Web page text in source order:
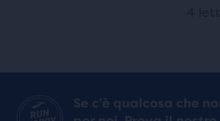
Se c’è qualcosa che